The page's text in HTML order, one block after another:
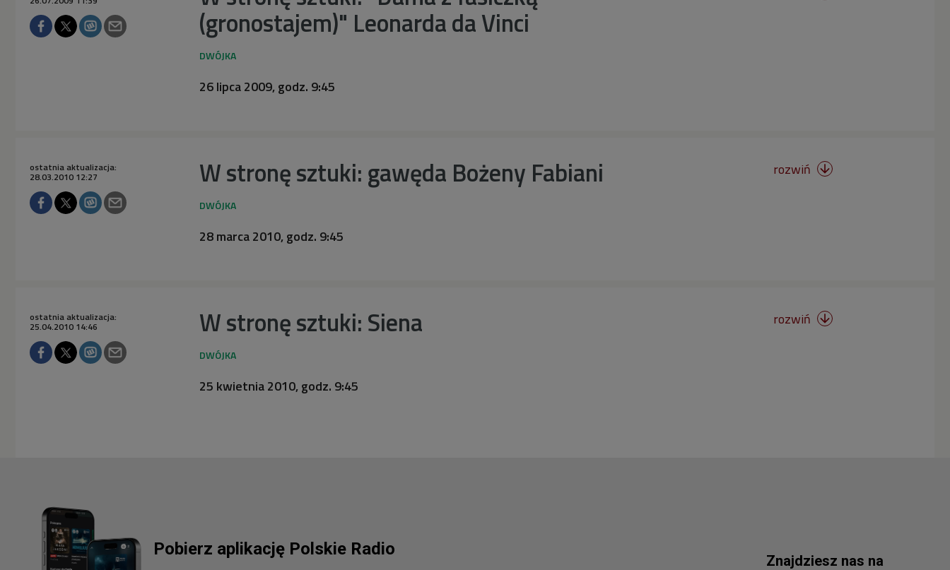
(gronostajem)" Leonarda da Vinci
26 lipca 2009, godz. 9:45
W stronę sztuki: gawęda Bożeny Fabiani
ostatnia aktualizacja:
28.03.2010 12:27
28 marca 2010, godz. 9:45
rozwiń 
W stronę sztuki: Siena
ostatnia aktualizacja:
25.04.2010 14:46
25 kwietnia 2010, godz. 9:45
rozwiń 
Pobierz aplikację Polskie Radio
Znajdziesz nas na